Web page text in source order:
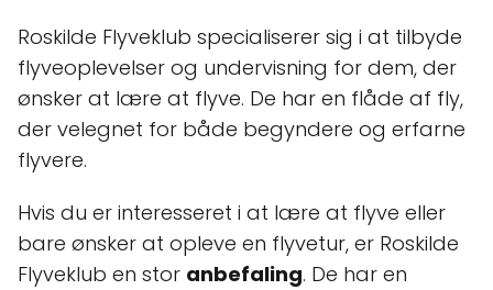
Roskilde Flyveklub specialiserer sig i at tilbyde
flyveoplevelser og undervisning for dem, der
ønsker at lære at flyve. De har en flåde af fly,
der velegnet for både begyndere og erfarne
flyvere.
Hvis du er interesseret i at lære at flyve eller
bare ønsker at opleve en flyvetur, er Roskilde
Flyveklub en stor anbefaling. De har en